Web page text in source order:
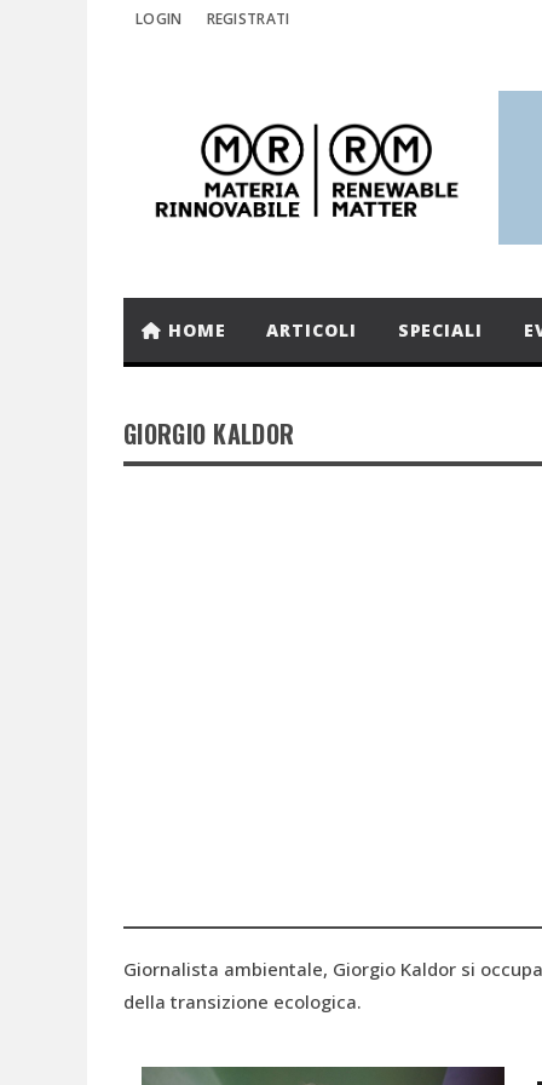
LOGIN REGISTRATI
HOME ARTICOLI SPECIALI
GIORGIO KALDOR
Giornalista ambientale, Giorgio Kaldor si
della transizione ecologica.